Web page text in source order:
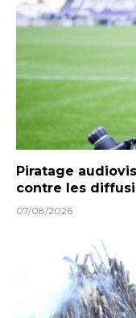
Piratage
contre les
07/08/2026